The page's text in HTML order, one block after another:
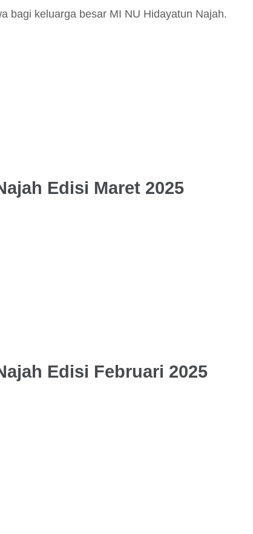
bagi keluarga besar MI NU Hidayatun Najah.
Edisi Maret 2025
Edisi Februari 2025